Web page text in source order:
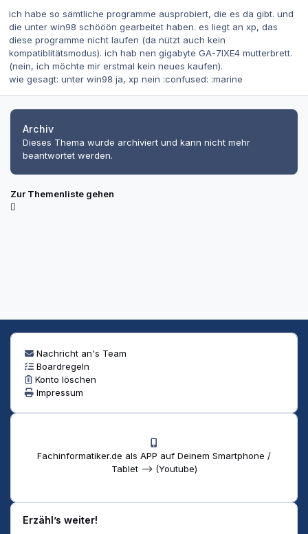
ich habe so sämtliche programme ausprobiert, die es da gibt. und
die unter win98 schööön gearbeitet haben. es liegt an xp, das
diese programme nicht laufen (da nützt auch kein
kompatiblitätsmodus). ich hab nen gigabyte GA-7IXE4 mutterbrett.
(nein, ich möchte mir erstmal kein neues kaufen).
wie gesagt: unter win98 ja, xp nein :confused: :marine
Archiv
Dieses Thema wurde archiviert und kann nicht mehr
beantwortet werden.
Zur Themenliste gehen
Nachricht an's Team
Boardregeln
Konto löschen
Impressum
Fachinformatiker.de als APP auf Deinem Smartphone /
Tablet --> (Youtube)
Erzähl’s weiter!